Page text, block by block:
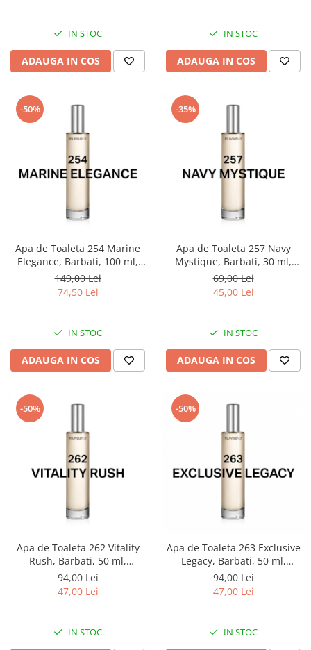
IN STOC
ADAUGA IN COS
IN STOC
ADAUGA IN COS
-50%
Apa de Toaleta 254 Marine
Elegance, Barbati, 100 ml,
Equivalenza
149,00 Lei
74,50 Lei
IN STOC
ADAUGA IN COS
-35%
Apa de Toaleta 257 Navy
Mystique, Barbati, 30 ml,
Equivalenza
69,00 Lei
45,00 Lei
IN STOC
ADAUGA IN COS
-50%
Apa de Toaleta 262 Vitality
Rush, Barbati, 50 ml,
Equivalenza
94,00 Lei
47,00 Lei
IN STOC
-50%
Apa de Toaleta 263 Exclusive
Legacy, Barbati, 50 ml,
Equivalenza
94,00 Lei
47,00 Lei
IN STOC